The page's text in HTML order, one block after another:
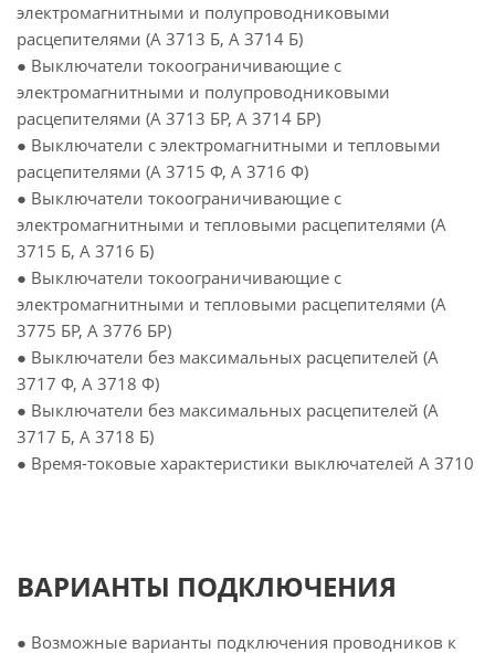
электромагнитными и полупроводниковыми
расцепителями (А 3713 Б, А 3714 Б)
● Выключатели токоограничивающие с
электромагнитными и полупроводниковыми
расцепителями (А 3713 БР, А 3714 БР)
● Выключатели с электромагнитными и тепловыми
расцепителями (А 3715 Ф, А 3716 Ф)
● Выключатели токоограничивающие с
электромагнитными и тепловыми расцепителями (А
3715 Б, А 3716 Б)
● Выключатели токоограничивающие с
электромагнитными и тепловыми расцепителями (А
3775 БР, А 3776 БР)
● Выключатели без максимальных расцепителей (А
3717 Ф, А 3718 Ф)
● Выключатели без максимальных расцепителей (А
3717 Б, А 3718 Б)
● Время-токовые характеристики выключателей А 3710
ВАРИАНТЫ ПОДКЛЮЧЕНИЯ
● Возможные варианты подключения проводников к